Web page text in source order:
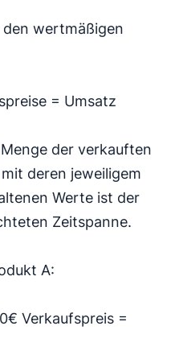
den wertmäßigen
= Umsatz
der verkauften
deren jeweiligem
Werte ist der
Zeitspanne.
A:
Verkaufspreis =